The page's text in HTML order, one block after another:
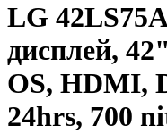
LG
дисплей,
OS, HDMI,
24hrs, 700